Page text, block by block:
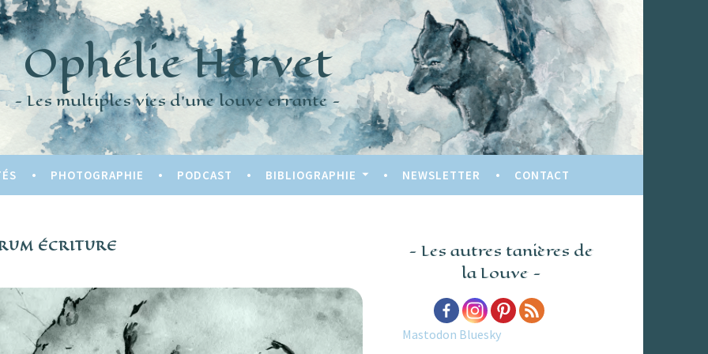
Ophélie Hervet
Les multiples vies d'une louve errante
PHOTOGRAPHIE PODCAST BIBLIOGRAPHIE NEWSLETTER CONTACT
ÉCRITURE
Les autres tanières de
la Louve
Mastodon Bluesky